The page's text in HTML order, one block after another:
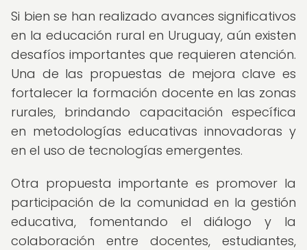
Si bien se han realizado avances significativos
en la educación rural en Uruguay, aún existen
desafíos importantes que requieren atención.
Una de las propuestas de mejora clave es
fortalecer la formación docente en las zonas
rurales, brindando capacitación específica
en metodologías educativas innovadoras y
en el uso de tecnologías emergentes.
Otra propuesta importante es promover la
participación de la comunidad en la gestión
educativa, fomentando el diálogo y la
colaboración entre docentes, estudiantes,